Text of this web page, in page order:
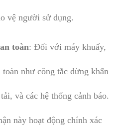
vệ người sử dụng.
toàn: Đối với máy khuấy,
như công tắc dừng khẩn
và các hệ thống cảnh báo.
này hoạt động chính xác